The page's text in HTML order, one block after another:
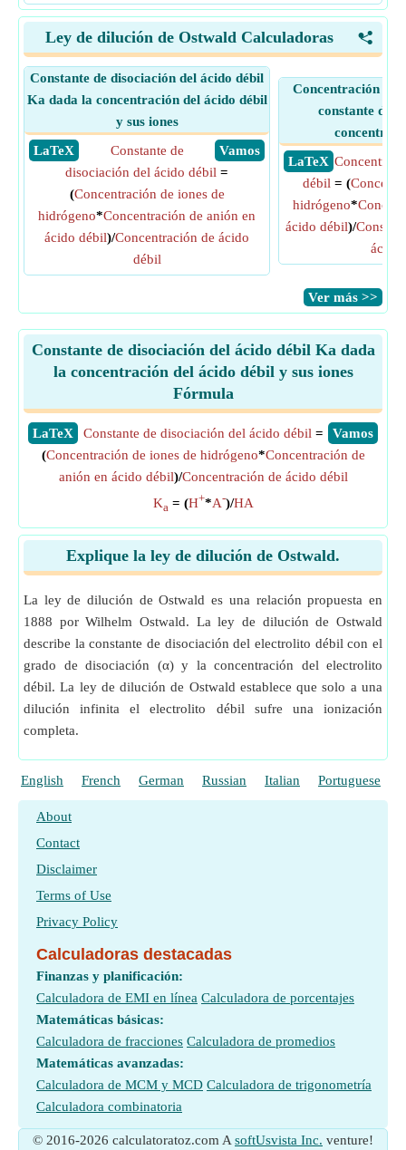
<
Ley de dilución de Ostwald Calculadoras
Constante de disociación del ácido débil
Ka dada la concentración del ácido débil
y sus iones
​ LaTeX
​ Vamos
Constante de
disociación del ácido débil =
(Concentración de iones de
hidrógeno*Concentración de anión en
ácido débil)/Concentración de ácido
débil
Concentración de
constante de
​ LaTeX
débil = (
hidrógeno*
ácido débil)/
ácido
​Ver más >>
Constante de disociación del ácido débil Ka dada
la concentración del ácido débil y sus iones
Fórmula
​LaTeX ​Vamos
Constante de disociación del ácido débil =
(Concentración de iones de hidrógeno*Concentración de
anión en ácido débil)/Concentración de ácido débil
Ka = (H+*A-)/HA
Explique la ley de dilución de Ostwald.
La ley de dilución de Ostwald es una relación propuesta en
1888 por Wilhelm Ostwald. La ley de dilución de Ostwald
describe la constante de disociación del electrolito débil con el
grado de disociación (α) y la concentración del electrolito
débil. La ley de dilución de Ostwald establece que solo a una
dilución infinita el electrolito débil sufre una ionización
completa.
English French German Russian Italian Portuguese
About
Contact
Disclaimer
Terms of Use
Privacy Policy
Calculadoras destacadas
Finanzas y planificación:
Calculadora de EMI en línea Calculadora de porcentajes
Matemáticas básicas:
Calculadora de fracciones Calculadora de promedios
Matemáticas avanzadas:
Calculadora de MCM y MCD Calculadora de trigonometría
Calculadora combinatoria
© 2016-2026 calculatoratoz.com A softUsvista Inc. venture!